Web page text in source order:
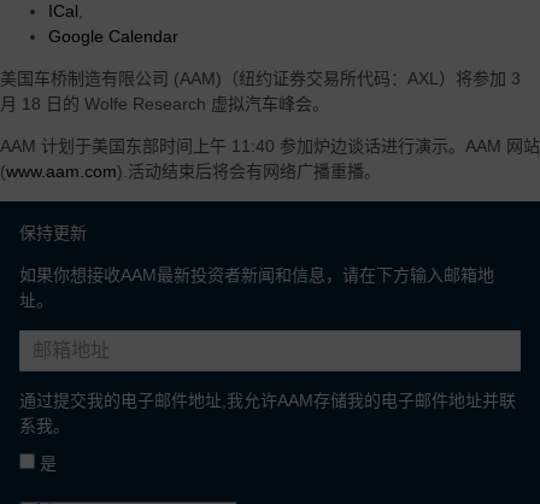
• 高度创新和可扩展的电气化推进技术，旨在加速增长并服务于多个地
区、客户和汽车细分市场
ICal
Google Calendar
美国车桥制造有限公司 (AAM)（纽约证券交易所代码：AXL）将参加 3
月 18 日的 Wolfe Research 虚拟汽车峰会。
AAM 计划于美国东部时间上午 11:40 参加炉边谈话进行演示。AAM 网站
(www.aam.com).活动结束后将会有网络广播重播。
保持更新
如果你想接收AAM最新投资者新闻和信息，请在下方输入邮箱地
址。
通过提交我的电子邮件地址,我允许AAM存储我的电子邮件地址并联
系我。
是